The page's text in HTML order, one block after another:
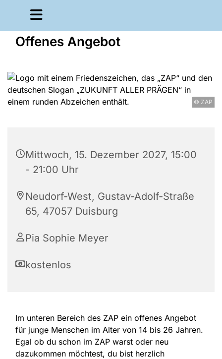
Offenes Angebot
© ZAP
Mittwoch, 15. Dezember 2027, 15:00
- 21:00 Uhr
Neudorf-West, Gustav-Adolf-Straße
65, 47057 Duisburg
Pia Sophie Meyer
kostenlos
Im unteren Bereich des ZAP ein offenes Angebot
für junge Menschen im Alter von 14 bis 26 Jahren.
Egal ob du schon im ZAP warst oder neu
dazukommen möchtest, du bist herzlich